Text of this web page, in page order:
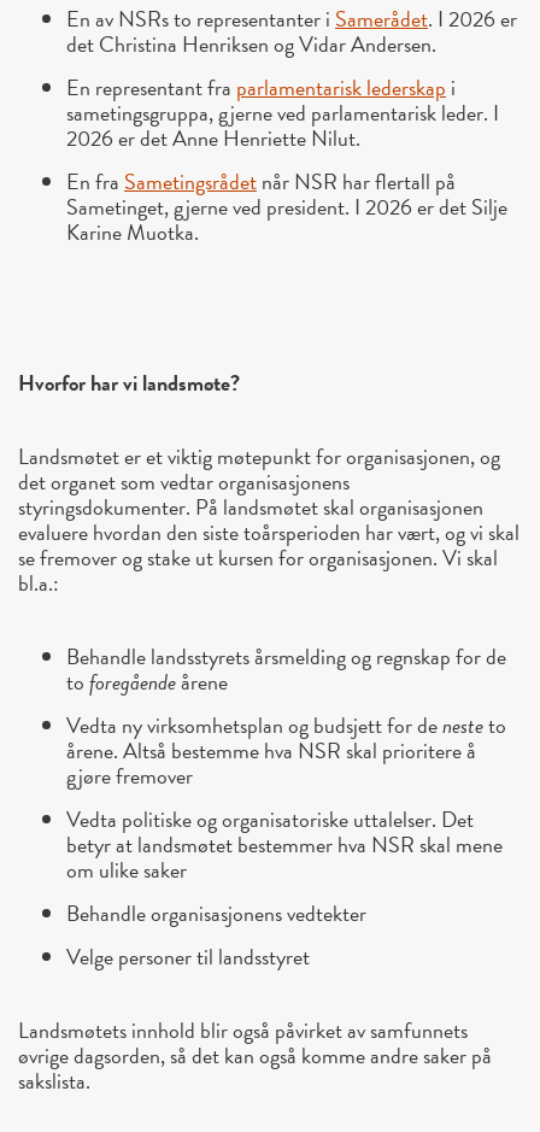
En av NSRs to representanter i Samerådet. I 2026 er
det Christina Henriksen og Vidar Andersen.
En representant fra parlamentarisk lederskap i
sametingsgruppa, gjerne ved parlamentarisk leder. I
2026 er det Anne Henriette Nilut.
En fra Sametingsrådetnår NSR har flertall på
Sametinget, gjerne ved president. I 2026 er det Silje
Karine Muotka.
Hvorfor har vi landsmøte?
Landsmøtet er et viktig møtepunkt for organisasjonen, og
det organet som vedtar organisasjonens
styringsdokumenter. På landsmøtet skal organisasjonen
evaluere hvordan den siste toårsperioden har vært, og vi skal
se fremover og stake ut kursen for organisasjonen. Vi skal
bl.a.:
Behandle landsstyrets årsmelding og regnskap for de
toforegåendeårene
Vedta ny virksomhetsplan og budsjett for denesteto
årene. Altså bestemme hva NSR skal prioritere å
gjøre fremover
Vedta politiske og organisatoriske uttalelser. Det
betyr at landsmøtet bestemmer hva NSR skal mene
om ulike saker
Behandle organisasjonens vedtekter
Velge personer til landsstyret
Landsmøtets innhold blir også påvirket av samfunnets
øvrige dagsorden, så det kan også komme andre saker på
sakslista.